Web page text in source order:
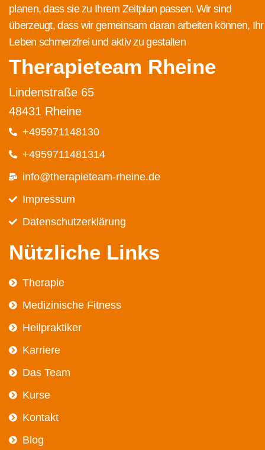
planen, dass sie zu Ihrem Zeitplan passen. Wir sind
überzeugt, dass wir gemeinsam daran arbeiten können, Ihr
Leben schmerzfrei und aktiv zu gestalten
Therapieteam Rheine
Lindenstraße 65
48431 Rheine
+495971148130
+4959711481314
info@therapieteam-rheine.de
Impressum
Datenschutz­erklärung
Nützliche Links
Therapie
Medizinische Fitness
Heilpraktiker
Karriere
Das Team
Kurse
Kontakt
Blog